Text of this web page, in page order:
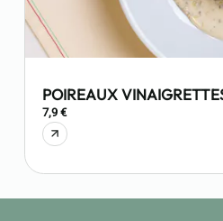
POIREAUX
7,9 €